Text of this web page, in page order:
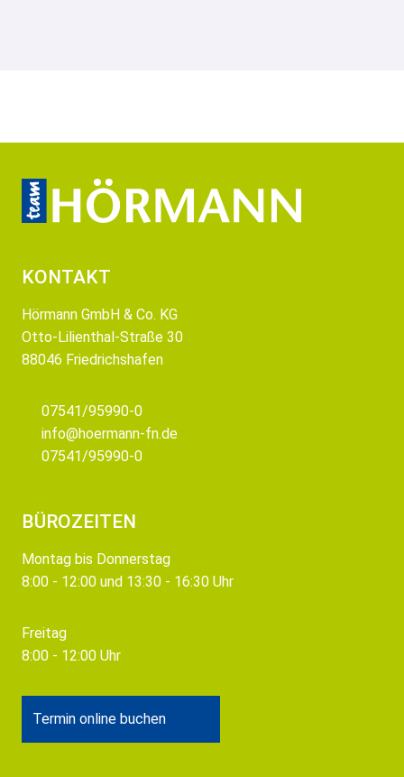
KONTAKT
Hörmann GmbH & Co. KG
Otto-Lilienthal-Straße 30
88046 Friedrichshafen
07541/95990-0
info@hoermann-fn.de
07541/95990-0
BÜROZEITEN
Montag bis Donnerstag
8:00 - 12:00 und 13:30 - 16:30 Uhr
Freitag
8:00 - 12:00 Uhr
Termin online buchen